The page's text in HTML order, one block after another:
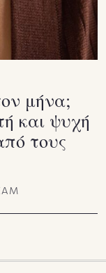
μήνα;
και ψυχή
τους